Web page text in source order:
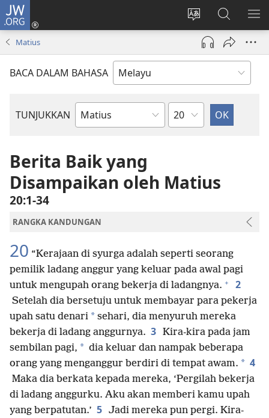
JW.ORG
Tukar
bahasa
laman
web
Log
Masuk
(membuka
tetingkap
baharu)
Cari
JW.ORG
Matius
BACA DALAM BAHASA
TUNJUKKAN
Buku
Bab
Berita Baik yang
Disampaikan oleh Matius
20:1-34
RANGKA KANDUNGAN
20 “Kerajaan di syurga adalah seperti seorang
pemilik ladang anggur yang keluar pada awal pagi
untuk mengupah orang bekerja di ladangnya. + 2
Setelah dia bersetuju untuk membayar para pekerja
upah satu denari * sehari, dia menyuruh mereka
bekerja di ladang anggurnya. 3 Kira-kira pada jam
sembilan pagi, * dia keluar dan nampak beberapa
orang yang menganggur berdiri di tempat awam. * 4
Maka dia berkata kepada mereka, ‘Pergilah bekerja
di ladang anggurku. Aku akan memberi kamu upah
yang berpatutan.’ 5 Jadi mereka pun pergi. Kira-